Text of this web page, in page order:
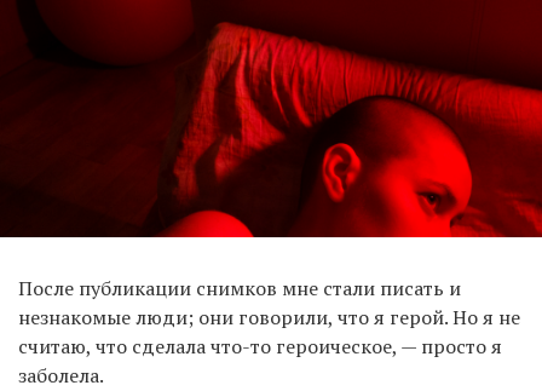
После публикации снимков мне стали писать и
незнакомые люди; они говорили, что я герой. Но я не
считаю, что сделала что-то героическое, — просто я
заболела.